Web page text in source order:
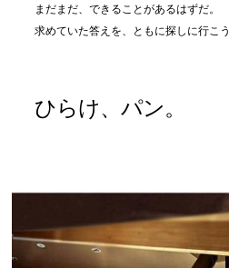
まだまだ、できることがあるはずだ。
求めていた答えを、ともに探しに行こう
ひらけ、パン。